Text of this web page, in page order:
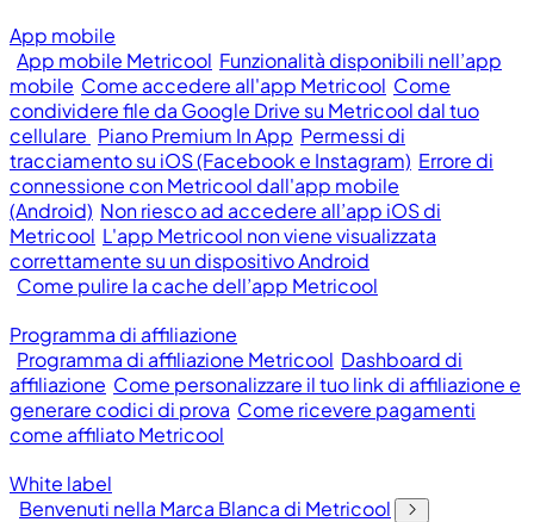
App mobile
App mobile Metricool Funzionalità disponibili nell’app
mobile Come accedere all'app Metricool Come
condividere file da Google Drive su Metricool dal tuo
cellulare Piano Premium In App Permessi di
tracciamento su iOS (Facebook e Instagram) Errore di
connessione con Metricool dall'app mobile
(Android) Non riesco ad accedere all’app iOS di
Metricool L'app Metricool non viene visualizzata
correttamente su un dispositivo Android
Come pulire la cache dell’app Metricool
Programma di affiliazione
Programma di affiliazione Metricool Dashboard di
affiliazione Come personalizzare il tuo link di affiliazione e
generare codici di prova Come ricevere pagamenti
come affiliato Metricool
White label
Benvenuti nella Marca Blanca di Metricool